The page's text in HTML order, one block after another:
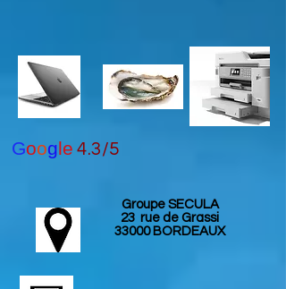
Google 4.3/5
Groupe SECULA
23 rue de Grassi
33000 BORDEAUX